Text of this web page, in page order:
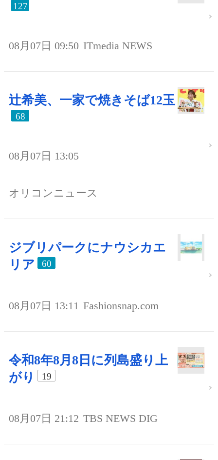
127
08月07日 09:50 ITmedia NEWS
辻希美、一家で焼きそば12玉
68
08月07日 13:05
オリコンニュース
ジブリパークにナウシカエ
リア
60
08月07日 13:11 Fashionsnap.com
令和8年8月8日に列島盛り上
がり
19
08月07日 21:12 TBS NEWS DIG